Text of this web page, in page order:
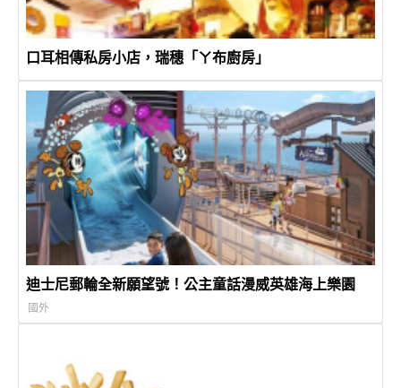
口耳相傳私房小店，瑞穗「ㄚ布廚房」
迪士尼郵輪全新願望號！公主童話漫威英雄海上樂園
國外